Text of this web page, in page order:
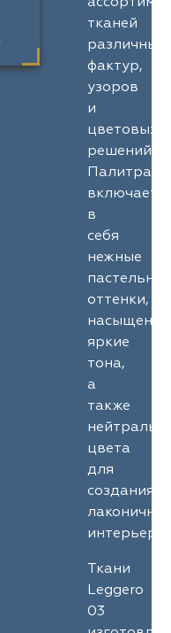
тканей
различных
фактур,
узоров
и
цветовых
решений.
Палитра
включает
в
себя
нежные
оттенки,
яркие
тона,
а
также
цвета
для
создания
Ткани
Leggero
03